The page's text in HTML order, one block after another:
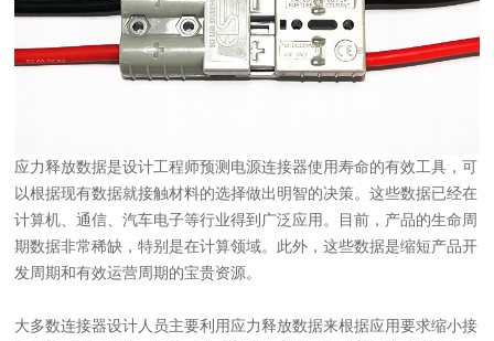
应力释放数据是设计工程师预测电源连接器使用寿命的有效工具，可
以根据现有数据就接触材料的选择做出明智的决策。这些数据已经在
计算机、通信、汽车电子等行业得到广泛应用。目前，产品的生命周
期数据非常稀缺，特别是在计算领域。此外，这些数据是缩短产品开
发周期和有效运营周期的宝贵资源。
大多数连接器设计人员主要利用应力释放数据来根据应用要求缩小接